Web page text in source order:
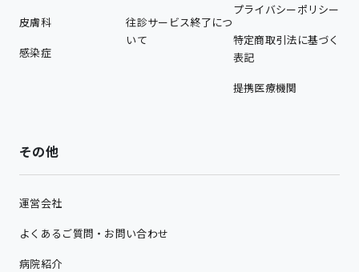
皮膚科
感染症
往診サービス終了につ
いて
プライバシーポリシー
特定商取引法に基づく
表記
提携医療機関
その他
運営会社
よくあるご質問・お問い合わせ
病院紹介